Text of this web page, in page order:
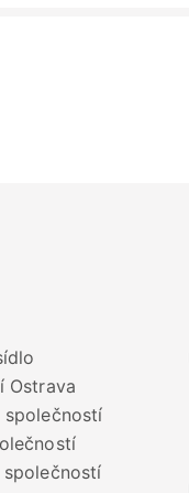
Ostrava
společností